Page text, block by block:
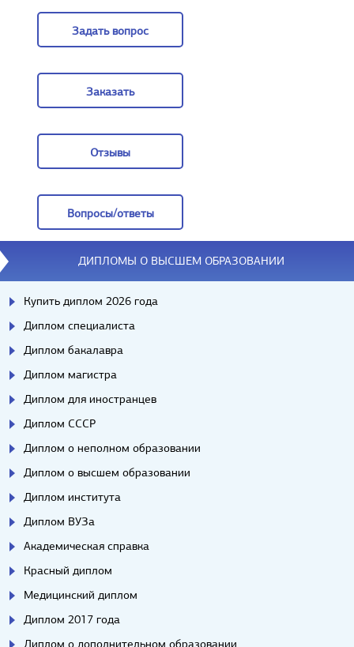
Задать вопрос
Заказать
Отзывы
Вопросы/ответы
Вопросы/ответы
ДИПЛОМЫ О ВЫСШЕМ ОБРАЗОВАНИИ
Купить диплом 2026 года
Диплом специалиста
Диплом бакалавра
Диплом магистра
Диплом для иностранцев
Диплом СССР
Диплом о неполном образовании
Диплом о высшем образовании
Диплом института
Диплом ВУЗа
Академическая справка
Красный диплом
Медицинский диплом
Диплом 2017 года
Диплом о дополнительном образовании